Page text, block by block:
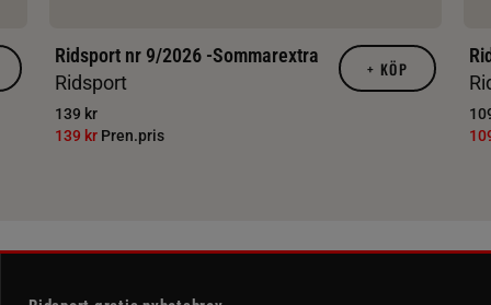
Ridsport nr 9/2026 -Sommarextra
Ridsport
139 kr
139 kr Pren.pris
+ KÖP